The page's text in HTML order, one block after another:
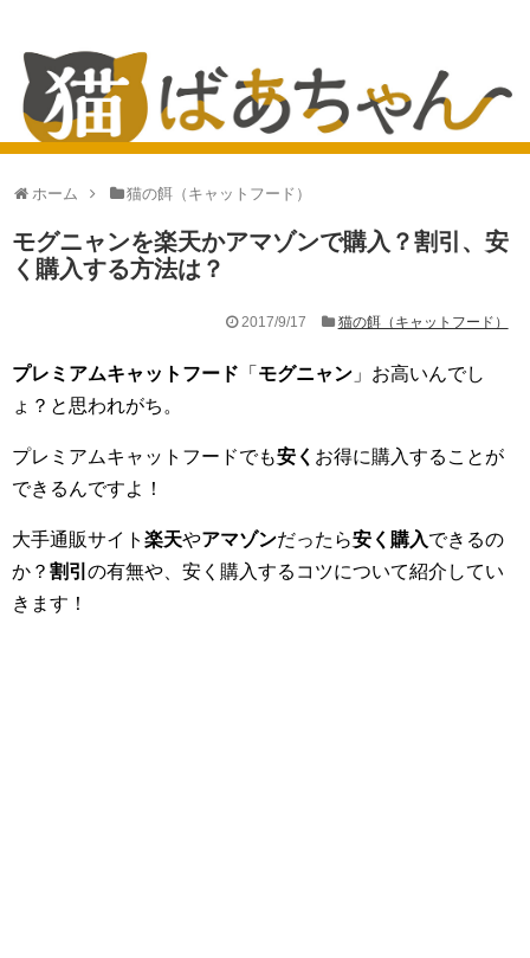
ホーム 猫の餌（キャットフード）
モグニャンを楽天かアマゾンで購入？割引、安
く購入する方法は？
2017/9/17 猫の餌（キャットフード）
プレミアムキャットフード 「 モグニャン 」お高いんでし
ょ？と思われがち。
プレミアムキャットフードでも安く お得に購入することが
できるんですよ！
大手通販サイト 楽天やアマゾンだったら安く購入できるの
か？ 割引 の有無や、安く購入するコツについて紹介してい
きます！